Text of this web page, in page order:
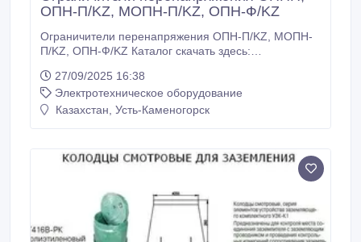
ОПН-П/KZ, МОПН-П/KZ, ОПН-Ф/KZ
Ограничители перенапряжения ОПН-П/KZ, МОПН-
П/KZ, ОПН-Ф/KZ Каталог скачать здесь:
защиты изоляции электрических сетей Республики
Казахстан и, соответственно, установленных в этих
сетях аппаратов, наше предприятие разработало
27/09/2025 16:38
Электротехническое оборудование
Казахстан, Усть-Каменогорск